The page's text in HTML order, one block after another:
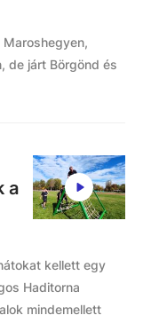
de járt Börgönd és
a
kellett egy
Haditorna
mindemellett